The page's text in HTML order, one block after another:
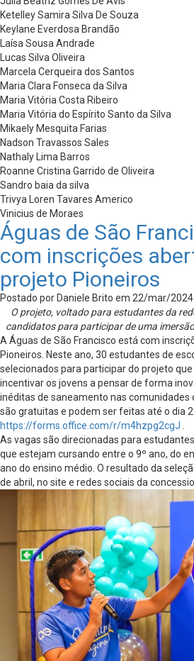
Ketelley Samira Silva De Souza
Keylane Everdosa Brandão
Laísa Sousa Andrade
Lucas Silva Oliveira
Marcela Cerqueira dos Santos
Maria Clara Fonseca da Silva
Maria Vitória Costa Ribeiro
Maria Vitória do Espírito Santo da Silva
Mikaely Mesquita Farias
Nadson Travassos Sales
Nathaly Lima Barros
Roanne Cristina Garrido de Oliveira
Sandro baia da silva
Trivya Loren Tavares Americo
Vinicius de Moraes
Águas de São
com inscrições
projeto Pioneiros
Postado por Daniele Brito em 22/mar/2024
O projeto, voltado para estudantes da
candidatos para participar de uma
A Águas de São Francisco está com
Pioneiros. Neste ano, 30 estudantes de
selecionados para participar do projeto
incentivar os jovens a pensar de forma
inéditas de saneamento nas comunidades
são gratuitas e podem ser feitas até o dia
https://forms.office.com/r/m4hzpg2cgJ
As vagas são direcionadas para
que estejam cursando entre o 9º ano, do
ano do ensino médio. O resultado da
de abril, no site e redes sociais da